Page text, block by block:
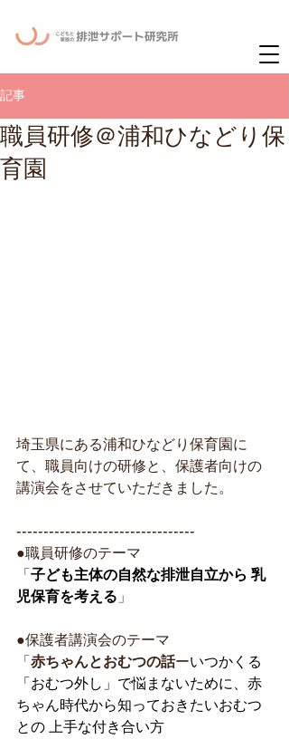
記事
職員研修＠浦和ひなどり保
育園
埼玉県にある浦和ひなどり保育園に
て、職員向けの研修と、保護者向けの
講演会をさせていただきました。
---------------------------------
●職員研修のテーマ
「 子ども主体の自然な排泄自立から 乳
児保育を考える」
●保護者講演会のテーマ
「 赤ちゃんとおむつの話ーいつかくる
「おむつ外し」で悩まないために、赤
ちゃん時代から知っておきたいおむつ
との 上手な付き合い方